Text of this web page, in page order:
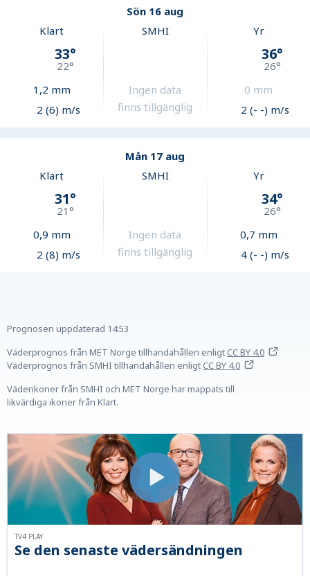
Sön 16 aug
Klart
33°
22°
1,2 mm
2 (6) m/s
SMHI
Ingen data
finns tillgänglig
Yr
36°
26°
0 mm
2 (- -) m/s
Mån 17 aug
Klart
31°
21°
0,9 mm
2 (8) m/s
SMHI
Ingen data
finns tillgänglig
Yr
34°
26°
0,7 mm
4 (- -) m/s
Prognosen uppdaterad 14:53
Väderprognos från MET Norge tillhandahållen enligtCC BY 4.0
Väderprognos från SMHI tillhandahållen enligtCC BY 4.0
Väderikoner från SMHI och MET Norge har mappats till
likvärdiga ikoner från Klart.
Se den senaste vädersändningen
TV4 PLAY